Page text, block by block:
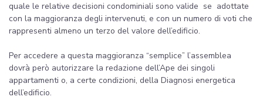
quale le relative decisioni condominiali sono valide se adottate
con la maggioranza degli intervenuti, e con un numero di voti che
rappresenti almeno un terzo del valore dell’edificio.
Per accedere a questa maggioranza “semplice” l’assemblea
dovrà però autorizzare la redazione dell’Ape dei singoli
appartamenti o, a certe condizioni, della Diagnosi energetica
dell’edificio.